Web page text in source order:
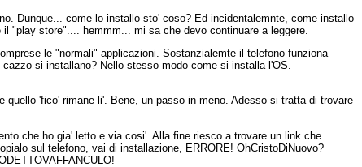
Dunque... come lo installo sto' coso? Ed incidentalemnte, come installo
"play store".... hemmm... mi sa che devo continuare a leggere.
le "normali" applicazioni. Sostanzialemte il telefono funziona
si installano? Nello stesso modo come si installa l'OS.
quello 'fico' rimane li'. Bene, un passo in meno. Adesso si tratta di trovare
che ho gia' letto e via cosi'. Alla fine riesco a trovare un link che
sul telefono, vai di installazione, ERRORE! OhCristoDiNuovo?